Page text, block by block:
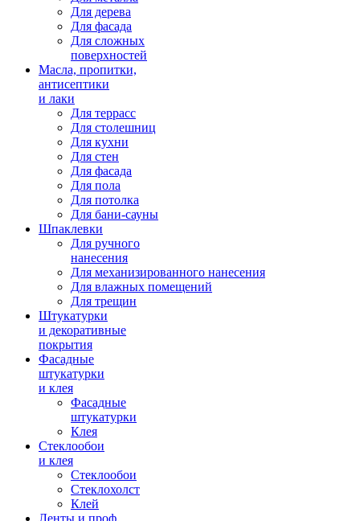
Для дерева
Для фасада
Для сложных
поверхностей
Масла, пропитки,
антисептики
и лаки
Для террасс
Для столешниц
Для кухни
Для стен
Для фасада
Для пола
Для потолка
Для бани-сауны
Шпаклевки
Для ручного
нанесения
Для механизированного нанесения
Для влажных помещений
Для трещин
Штукатурки
и декоративные
покрытия
Фасадные
штукатурки
и клея
Фасадные
штукатурки
Клея
Стеклообои
и клея
Стеклообои
Стеклохолст
Клей
Ленты и проф.